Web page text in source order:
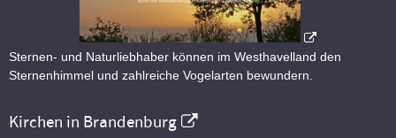
Sternen- und Naturliebhaber können im Westhavelland den
Sternenhimmel und zahlreiche Vogelarten bewundern.
Kirchen in Brandenburg